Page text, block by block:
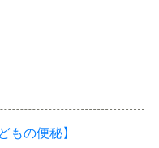
もの便秘】